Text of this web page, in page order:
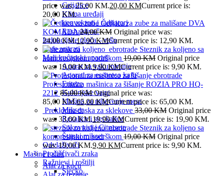
Grijalice
Klima uređaji
konvektori i radijatori
Rashalđivač
Indukcijske ploča – rešo
Kafe aparati
Mali kućanski aparati
Aparat za vakumiranje
Aparati za esspreso kafu
Friteze
Kuhinjske vage
Mašina za mljevenje mesa
Mikser
Rezalice i sjeckalice
Sokovnici i Citrusete
Štapni mikser
Odvlaživači
Pročišćivači zraka
Ražnjevi i roštilji
Sjecko
price was: 25,00 KM.20,00 KMCurrent price is:
20,00 KM.
Četkica za zube za mališane DVA
KOMADA24,00KM Original price was:
24,00 KM.12,90KMCurrent price is: 12,90 KM.
Steznik za koljeno sa
kompresijskom podrškom 19,00KM Original price
was: 19,00 KM.9,90KMCurrent price is: 9,90 KM.
Profesionalna mašinica za šišanje ROZIA PRO HQ-
2212 85,00KM Original price was:
85,00 KM.65,00KMCurrent price is: 65,00 KM.
Preklopna daska za sklekove 33,00KM Original price
was: 33,00 KM.19,90KMCurrent price is: 19,90 KM.
Steznik za koljeno sa
kompresijskom podrškom 19,00KM Original price
was: 19,00 KM.9,90 KMCurrent price is: 9,90 KM.
Mašine i alati
Alat za kuću
Alat za rezanje